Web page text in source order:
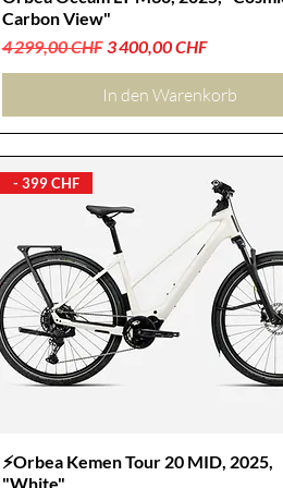
Carbon View"
Standardpreis
4 299,00 CHF Sale-Preis
3 400,00 CHF
In den Warenkorb
- 399 CHF
⚡Orbea Kemen Tour 20 MID, 2025,
"White"